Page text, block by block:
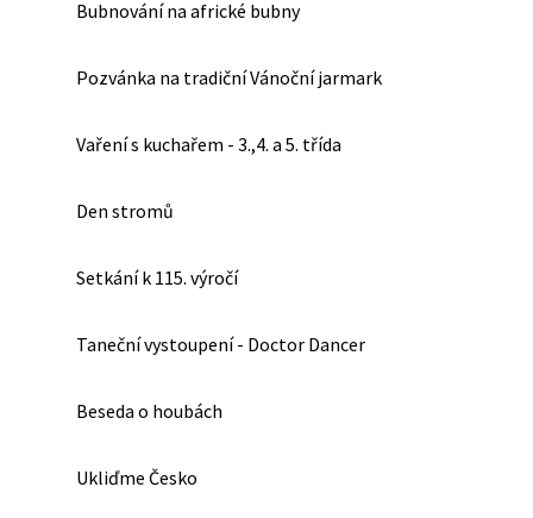
Bubnování na africké bubny
Pozvánka na tradiční Vánoční jarmark
Vaření s kuchařem - 3.,4. a 5. třída
Den stromů
Setkání k 115. výročí
Taneční vystoupení - Doctor Dancer
Beseda o houbách
Ukliďme Česko